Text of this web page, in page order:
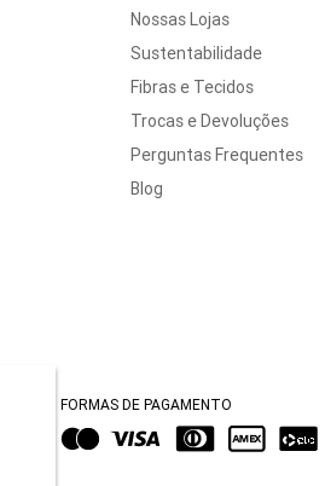
Nossas Lojas
Sustentabilidade
Fibras e Tecidos
Trocas e Devoluções
Perguntas Frequentes
Blog
FORMAS DE PAGAMENTO